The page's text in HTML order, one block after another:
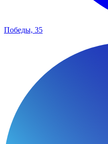
Победы, 35